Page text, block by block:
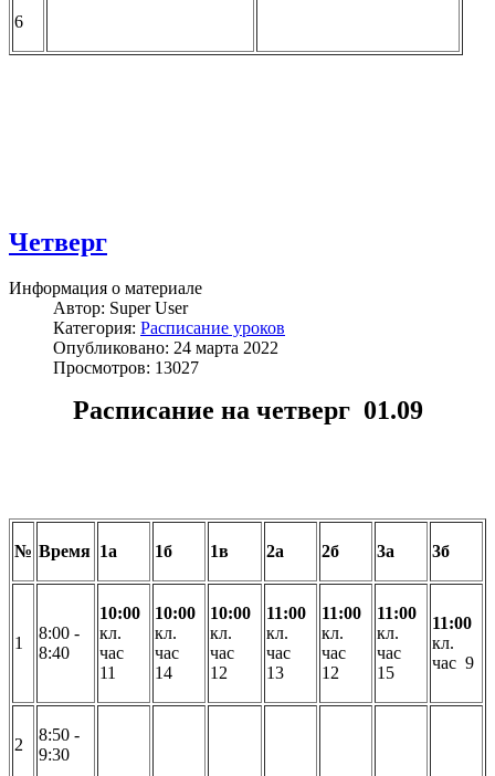
6
Четверг
Информация о материале
Автор: Super User
Категория: Расписание уроков
Опубликовано: 24 марта 2022
Просмотров: 13027
Расписание на четверг 01.09
№ Время 1а 1б 1в 2а 2б 3а 3б
1
8:00 -
8:40
10:00
кл.
час
11
10:00
кл.
час
14
10:00
кл.
час
12
11:00
кл.
час
13
11:00
кл.
час
12
11:00
кл.
час
15
11:00
кл.
час 9
2
8:50 -
9:30